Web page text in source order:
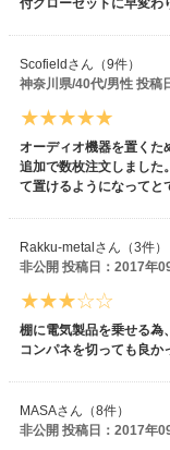
付クローゼットに早変わ
Scofieldさん（9件）
神奈川県/40代/男性 投稿
オーディオ機器を置くた
追加で数枚注文しまし
て置けるようになってと
Rakku-metalさん（3件）
非公開 投稿日：2017年
棚に電気製品を乗せる為
コンパネを切っても良か
MASAさん（8件）
非公開 投稿日：2017年